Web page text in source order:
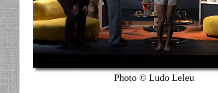
Photo © Ludo Leleu